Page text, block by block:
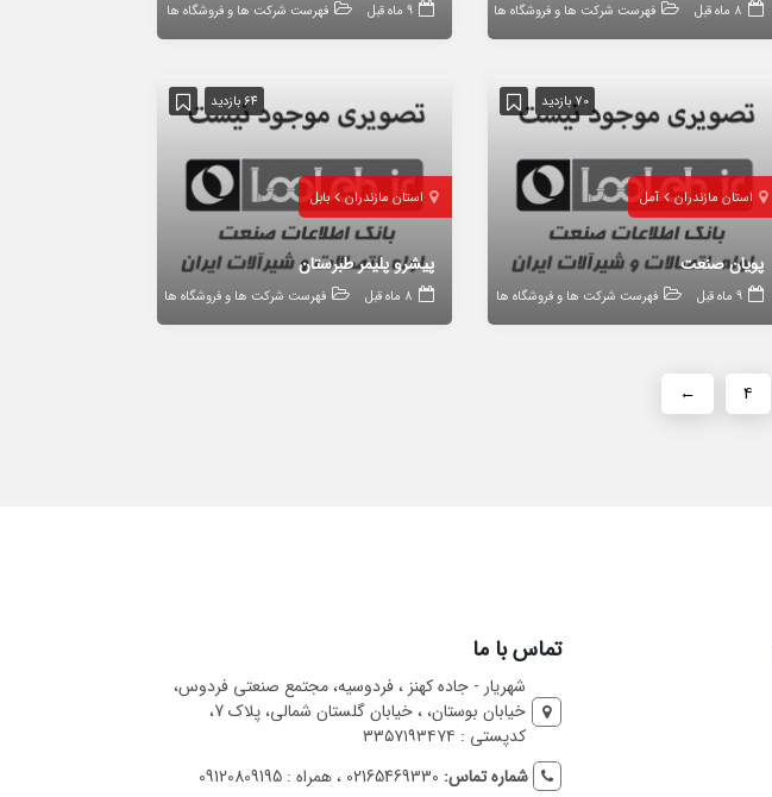
8 ماه قبل فهرست شرکت ها و فروشگاه ها 9 ماه قبل فهرست شرکت ها و فروشگاه ها
70 بازدید
استان مازندران آمل
پویان صنعت
9 ماه قبل فهرست شرکت ها و فروشگاه ها
64 بازدید
استان مازندران بابل
پیشرو پلیمر طبرستان
8 ماه قبل فهرست شرکت ها و فروشگاه ها
۴ ←
تماس با ما
شهریار - جاده کهنز ، فردوسیه، مجتمع صنعتی فردوس،
خیابان بوستان، ، خیابان گلستان شمالی، پلاک 7،
کدپستی : ۳۳۵۷۱۹۳۴۷۴
شماره تماس: 02165469330 ، همراه : 09120809195